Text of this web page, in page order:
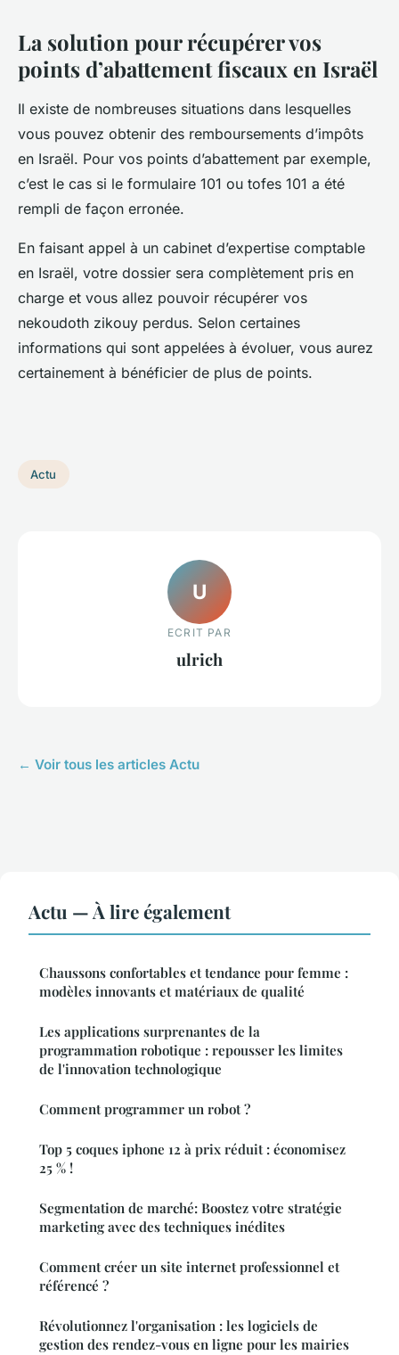
La solution pour récupérer vos
points d’abattement fiscaux en Israël
Il existe de nombreuses situations dans lesquelles
vous pouvez obtenir des remboursements d’impôts
en Israël. Pour vos points d’abattement par exemple,
c’est le cas si le formulaire 101 ou tofes 101 a été
rempli de façon erronée.
En faisant appel à un cabinet d’expertise comptable
en Israël, votre dossier sera complètement pris en
charge et vous allez pouvoir récupérer vos
nekoudoth zikouy perdus. Selon certaines
informations qui sont appelées à évoluer, vous aurez
certainement à bénéficier de plus de points.
Actu
U
ECRIT PAR
ulrich
← Voir tous les articles Actu
Actu — À lire également
Chaussons confortables et tendance pour femme :
modèles innovants et matériaux de qualité
Les applications surprenantes de la
programmation robotique : repousser les limites
de l'innovation technologique
Comment programmer un robot ?
Top 5 coques iphone 12 à prix réduit : économisez
25 % !
Segmentation de marché: Boostez votre stratégie
marketing avec des techniques inédites
Comment créer un site internet professionnel et
référencé ?
Révolutionnez l'organisation : les logiciels de
gestion des rendez-vous en ligne pour les mairies